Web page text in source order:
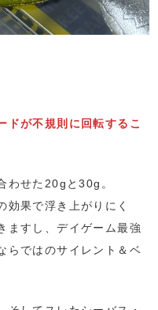
ドが不規則に回転するこ
わせた20gと30g。
効果で浮き上がりにく
ますし、デイゲーム最強
らではのサイレント＆ベ